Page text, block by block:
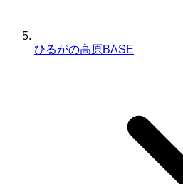
ひるがの高原BASE